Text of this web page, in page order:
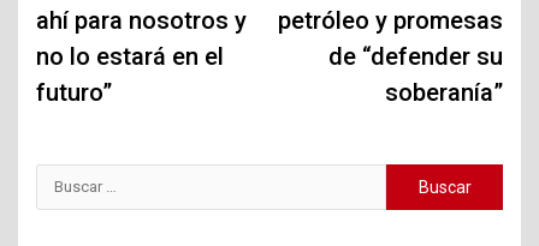
ahí para nosotros y
no lo estará en el
futuro”
petróleo y promesas
de “defender su
soberanía”
Buscar: